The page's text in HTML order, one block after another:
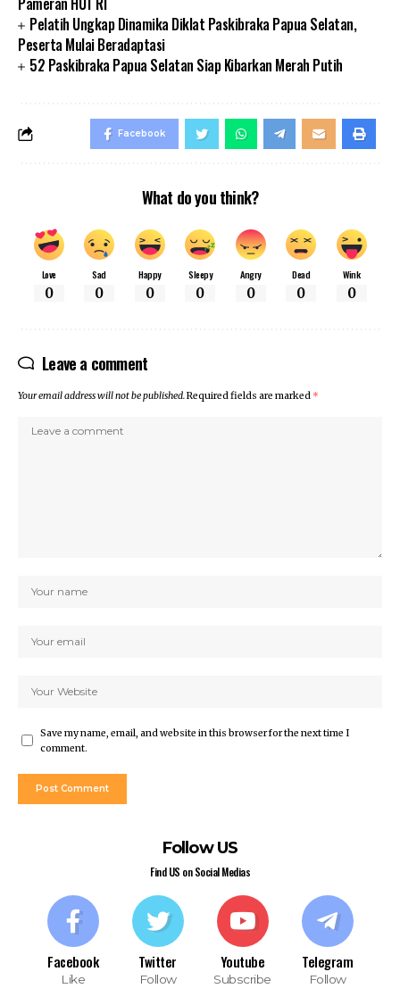
Pelatih Ungkap Dinamika Diklat Paskibraka Papua Selatan,
Peserta Mulai Beradaptasi
52 Paskibraka Papua Selatan Siap Kibarkan Merah Putih
Facebook
What do you think?
Love
0
Sad
0
Happy
0
Sleepy
0
Angry
0
Dead
0
Wink
0
Leave a comment
Your email address will not be published.Required fields are marked *
Save my name, email, and website in this browser for the next time I
comment.
Follow US
Find US on Social Medias
Facebook
Like
Twitter
Follow
Youtube
Subscribe
Telegram
Follow